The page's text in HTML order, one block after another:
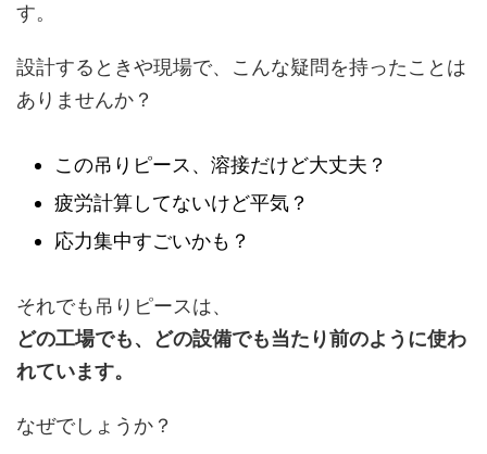
す。
設計するときや現場で、こんな疑問を持ったことは
ありませんか？
この吊りピース、溶接だけど大丈夫？
疲労計算してないけど平気？
応力集中すごいかも？
それでも吊りピースは、
どの工場でも、どの設備でも当たり前のように使わ
れています。
なぜでしょうか？